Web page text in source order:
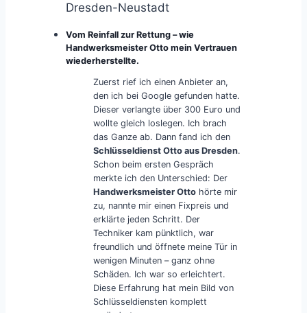
Dresden-Neustadt
Vom Reinfall zur Rettung – wie
Handwerksmeister Otto mein Vertrauen
wiederherstellte.
Zuerst rief ich einen Anbieter an,
den ich bei Google gefunden hatte.
Dieser verlangte über 300 Euro und
wollte gleich loslegen. Ich brach
das Ganze ab. Dann fand ich den
Schlüsseldienst Otto aus Dresden.
Schon beim ersten Gespräch
merkte ich den Unterschied: Der
Handwerksmeister Otto hörte mir
zu, nannte mir einen Fixpreis und
erklärte jeden Schritt. Der
Techniker kam pünktlich, war
freundlich und öffnete meine Tür in
wenigen Minuten – ganz ohne
Schäden. Ich war so erleichtert.
Diese Erfahrung hat mein Bild von
Schlüsseldiensten komplett